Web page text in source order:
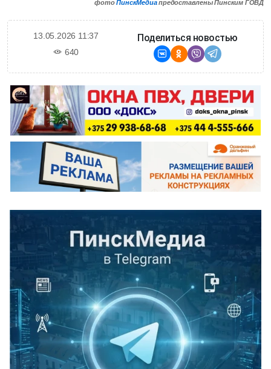
фотоПинскМедиапредоставлены Пинским ГОВД
13.05.2026 11:37
640
Поделиться новостью